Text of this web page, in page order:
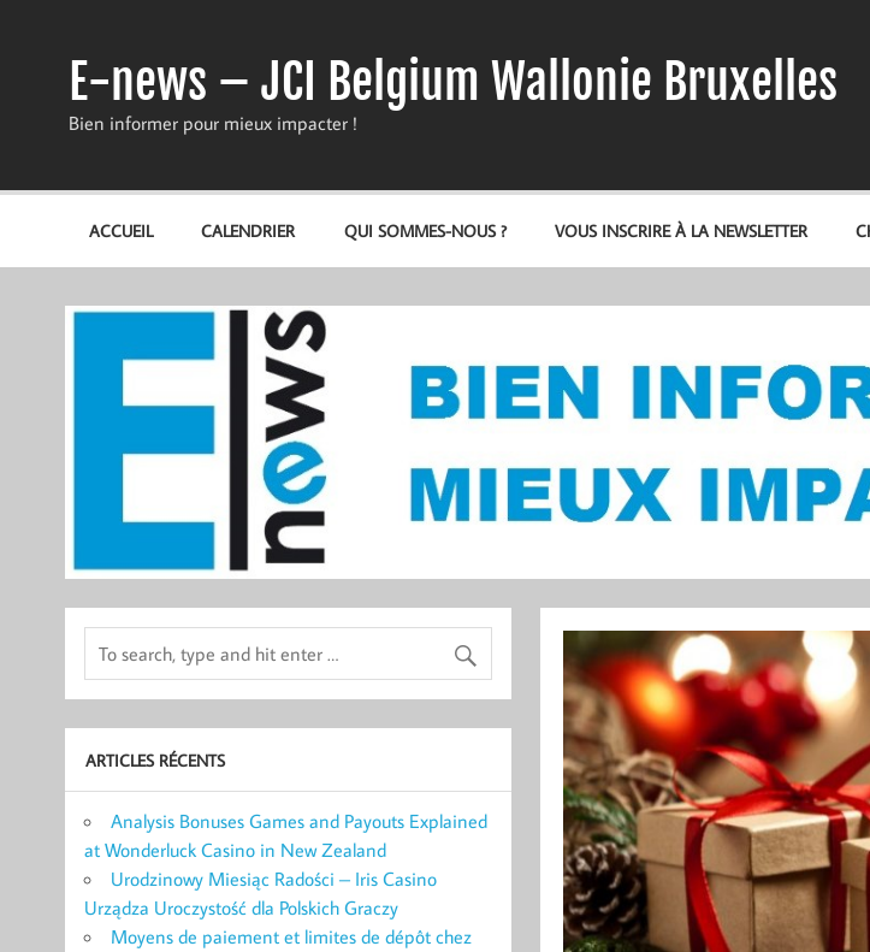
E-news – JCI Belgium Wallonie Bruxelles
Bien informer pour mieux impacter !
ACCUEIL CALENDRIER QUI SOMMES-NOUS ? VOUS INSCRIRE À LA NEWSLETTER
ARTICLES RÉCENTS
Analysis Bonuses Games and Payouts Explained
at Wonderluck Casino in New Zealand
Urodzinowy Miesiąc Radości – Iris Casino
Urządza Uroczystość dla Polskich Graczy
Moyens de paiement et limites de dépôt chez